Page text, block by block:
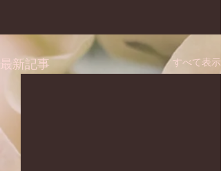
最新記事 すべて表示